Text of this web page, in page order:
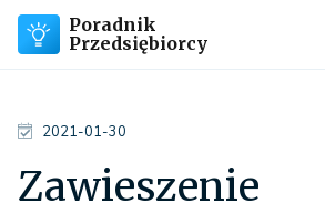
Poradnik
Przedsiębiorcy
2021-01-30
Zawieszenie